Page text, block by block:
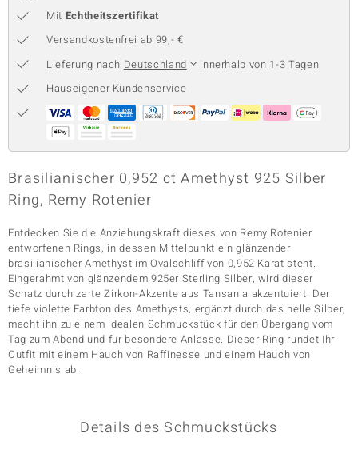
Classics
Mit Echtheitszertifikat
Versandkostenfrei ab 99,- €
Lieferung nach Deutschland
innerhalb von 1-3 Tagen
Hauseigener Kundenservice
Brasilianischer 0,952 ct Amethyst 925 Silber
Ring, Remy Rotenier
Entdecken Sie die Anziehungskraft dieses von Remy Rotenier
entworfenen Rings, in dessen Mittelpunkt ein glänzender
brasilianischer Amethyst im Ovalschliff von 0,952 Karat steht.
Eingerahmt von glänzendem 925er Sterling Silber, wird dieser
Schatz durch zarte Zirkon-Akzente aus Tansania akzentuiert. Der
tiefe violette Farbton des Amethysts, ergänzt durch das helle Silber,
macht ihn zu einem idealen Schmuckstück für den Übergang vom
Tag zum Abend und für besondere Anlässe. Dieser Ring rundet Ihr
Outfit mit einem Hauch von Raffinesse und einem Hauch von
Geheimnis ab.
Details des Schmuckstücks